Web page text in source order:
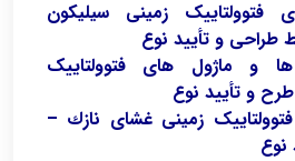
فتوولتاییک زمینی سیلیکون
طراحی و تأیید نوع
ها و ماژول های فتوولتاییک
و تأیید نوع
فتوولتاییک زمینی غشای نازك –